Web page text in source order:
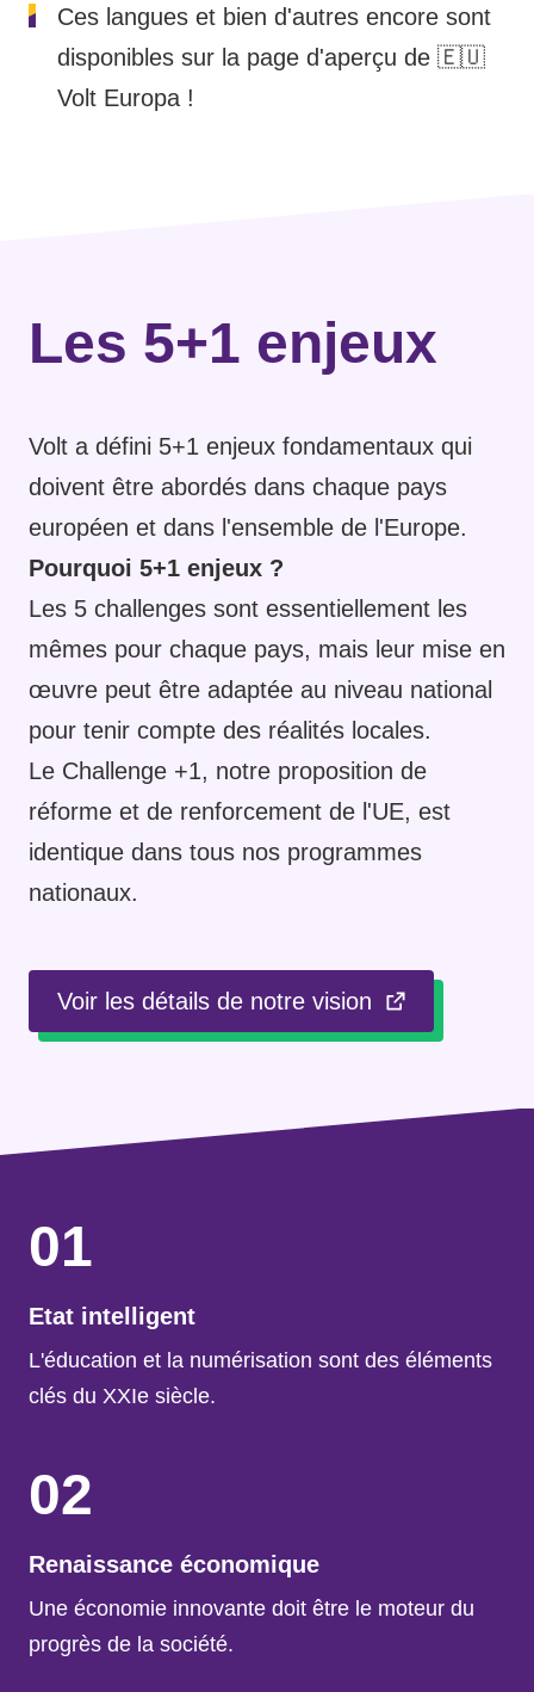
Ces langues et bien d'autres encore sont
disponibles sur la page d'aperçu de 🇪🇺
Volt Europa !
Les 5+1 enjeux
Volt a défini 5+1 enjeux fondamentaux qui
doivent être abordés dans chaque pays
européen et dans l'ensemble de l'Europe.
Pourquoi 5+1 enjeux ?
Les 5 challenges sont essentiellement les
mêmes pour chaque pays, mais leur mise en
œuvre peut être adaptée au niveau national
pour tenir compte des réalités locales.
Le Challenge +1, notre proposition de
réforme et de renforcement de l'UE, est
identique dans tous nos programmes
nationaux.
Voir les détails de notre vision
01
Etat intelligent
L'éducation et la numérisation sont des éléments
clés du XXIe siècle.
02
Renaissance économique
Une économie innovante doit être le moteur du
progrès de la société.